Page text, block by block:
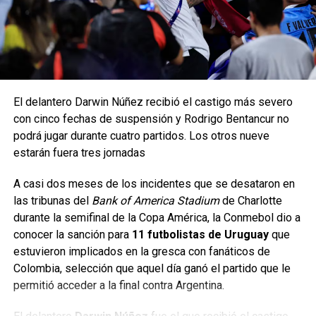
La primera instancia concluirá el martes con los duelos del
Grupo D entre la clasificada Colombia y Brasil, que ha dado
señales de vida en su último partido con goleada 4-1 ante
Paraguay.
Fabián Vargas y Messi en la Copa América 2007. (Foto:
Imago)
“Messi de la nada levanta una pelota y la corta con la
mano, pero en mitad de cancha. Ninguna posibilidad de
gol del equipo mexicano ni nada por el estilo. Entonces,
ocurre que le dije: ‘Esta jugada es amarilla, pero te va a
costar la remera (camiseta)’.
quedaban dos minutos y medio, y jugando 3-0.Mostrarle
la amarilla era cortarle la posibilidad de jugar la final de
laCopa América.Entonces, al final esa tarjeta amarilla
me significó no arbitrar la final de la Copa América 2007
en Venezuela”, le dijo Carlos Chandía al programa ‘ESPN
FShow’, de Chile. El final de esta historia estaba por ser
revelado.
El delantero Darwin Núñez recibió el castigo más severo
con cinco fechas de suspensión y Rodrigo Bentancur no
podrá jugar durante cuatro partidos. Los otros nueve
estarán fuera tres jornadas
A casi dos meses de los incidentes que se desataron en
las tribunas del Bank of America Stadiumde Charlotte
durante la semifinal de la Copa América, la Conmebol dio a
conocer la sanción para 11 futbolistas de Uruguayque
estuvieron implicados en la gresca con fanáticos de
Colombia, selección que aquel día ganó el partido que le
permitió acceder a la final contra Argentina.